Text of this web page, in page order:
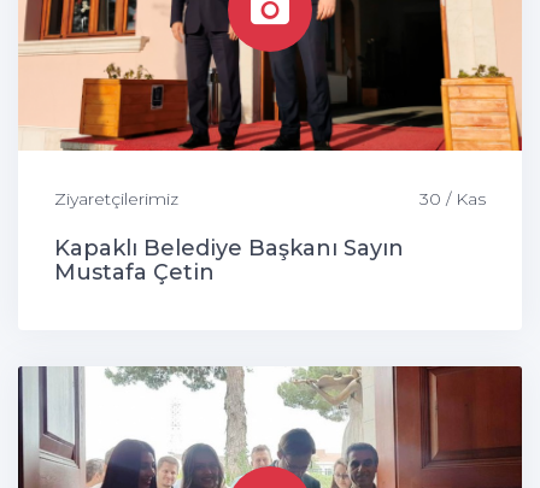
Ziyaretçilerimiz 30 / Kas
Kapaklı Belediye Başkanı Sayın
Mustafa Çetin